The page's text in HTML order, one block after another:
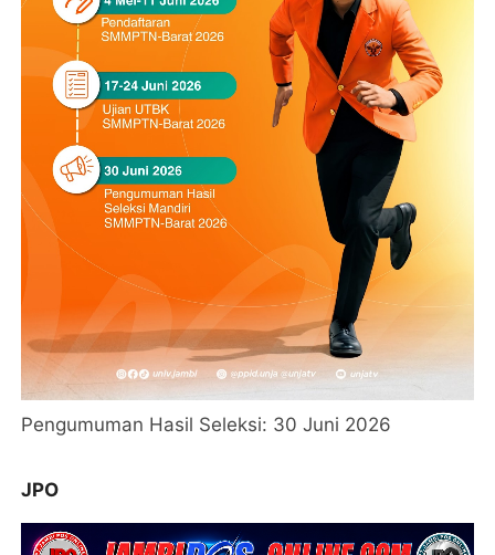
Pengumuman Hasil Seleksi: 30 Juni 2026
JPO